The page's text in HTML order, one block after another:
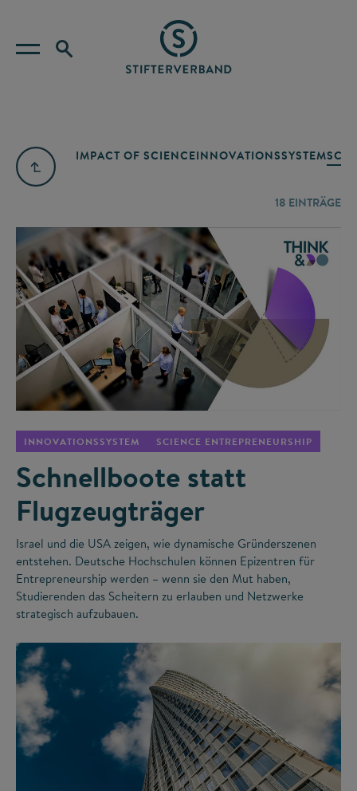
IMPACT OF SCIENCEINNOVATIONSSYSTEM
18 EINTRÄGE
INNOVATIONSSYSTEM SCIENCE ENTREPRENEURSHIP
Schnellboote statt
Flugzeugträger
Israel und die USA zeigen, wie dynamische Gründerszenen
entstehen. Deutsche Hochschulen können Epizentren für
Entrepreneurship werden – wenn sie den Mut haben,
Studierenden das Scheitern zu erlauben und Netzwerke
strategisch aufzubauen.